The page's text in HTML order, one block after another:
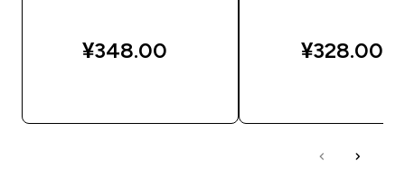
¥348.00‎ ¥328.00‎